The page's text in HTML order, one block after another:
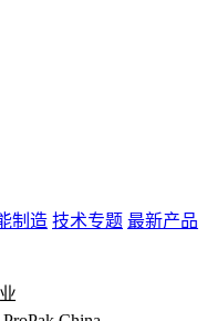
制造 技术专题 最新产品